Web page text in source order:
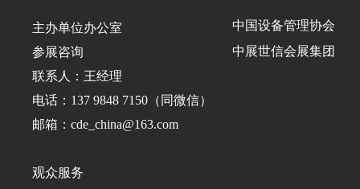
主办单位办公室
参展咨询
联系人：王经理
电话：137 9848 7150（同微信）
邮箱：cde_china@163.com
观众服务
中国设备管理协会
中展世信会展集团